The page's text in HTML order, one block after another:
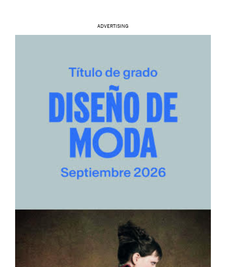
ADVERTISING